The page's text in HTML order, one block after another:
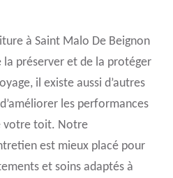
à Saint Malo De Beignon
préserver et de la protéger
il existe aussi d’autres
les performances
votre toit. Notre
est mieux placé pour
et soins adaptés à